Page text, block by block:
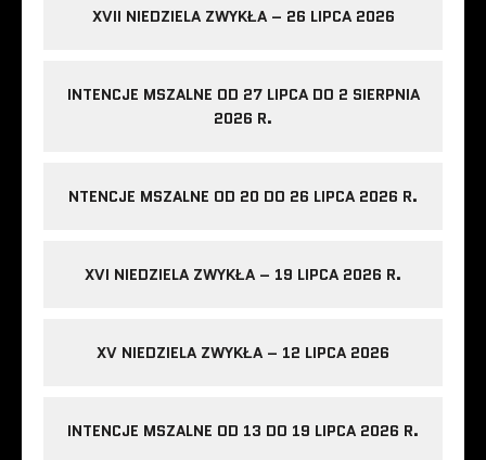
XVII NIEDZIELA ZWYKŁA – 26 LIPCA 2026
INTENCJE MSZALNE OD 27 LIPCA DO 2 SIERPNIA
2026 R.
NTENCJE MSZALNE OD 20 DO 26 LIPCA 2026 R.
XVI NIEDZIELA ZWYKŁA – 19 LIPCA 2026 R.
XV NIEDZIELA ZWYKŁA – 12 LIPCA 2026
INTENCJE MSZALNE OD 13 DO 19 LIPCA 2026 R.